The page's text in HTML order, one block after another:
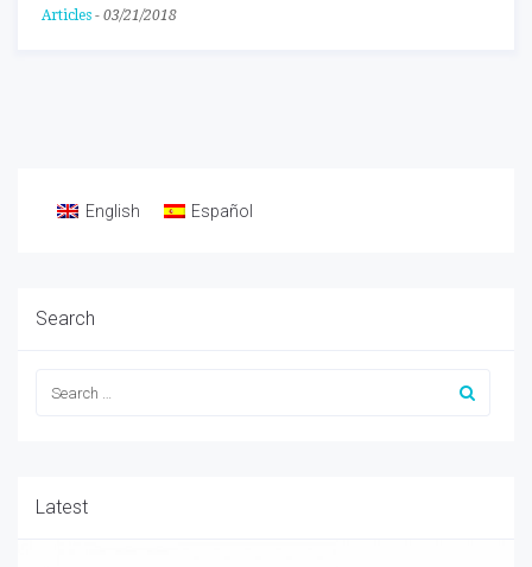
Articles - 03/21/2018
English Español
Search
Latest